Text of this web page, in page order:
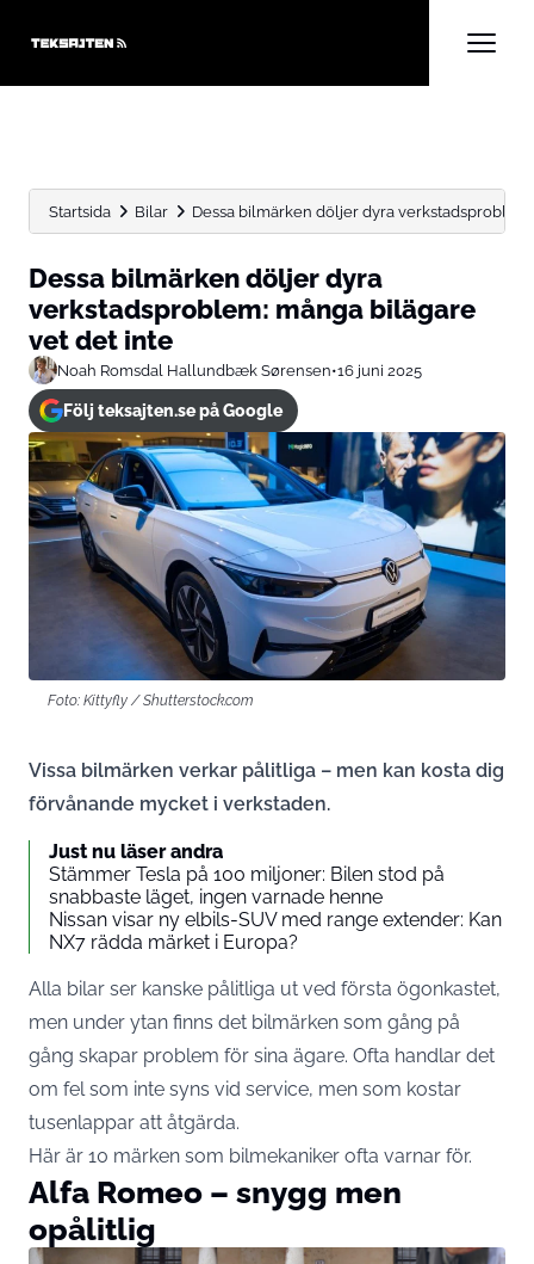
Startsida Bilar Dessa bilmärken döljer dyra
Dessa bilmärken döljer dyra
verkstadsproblem: många bilägare
vet det inte
Noah Romsdal Hallundbæk Sørensen•16 juni 2025
Följ teksajten.se på Google
Foto: Kittyfly / Shutterstock.com
Vissa bilmärken verkar pålitliga – men kan kosta dig
förvånande mycket i verkstaden.
Just nu läser andra
Stämmer Tesla på 100 miljoner: Bilen stod på
snabbaste läget, ingen varnade henne
Nissan visar ny elbils-SUV med range extender: Kan
NX7 rädda märket i Europa?
Alla bilar ser kanske pålitliga ut ved första ögonkastet,
men under ytan finns det bilmärken som gång på
gång skapar problem för sina ägare. Ofta handlar det
om fel som inte syns vid service, men som kostar
tusenlappar att åtgärda.
Här är 10 märken som bilmekaniker ofta varnar för.
Alfa Romeo – snygg men
opålitlig